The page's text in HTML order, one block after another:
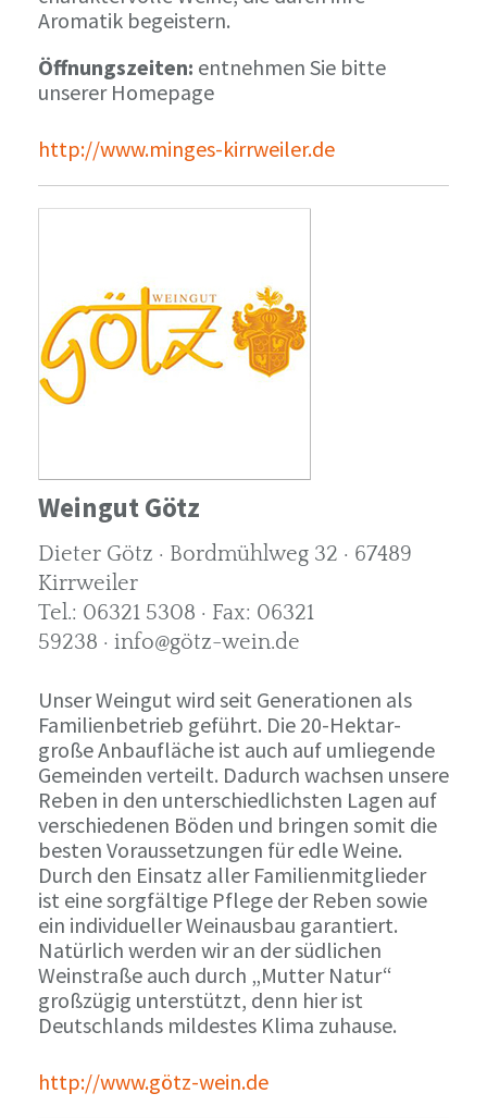
Aromatik begeistern.
Öffnungszeiten: entnehmen Sie bitte
unserer Homepage
http://www.minges-kirrweiler.de
Weingut Götz
Dieter Götz · Bordmühlweg 32 · 67489
Kirrweiler
Tel.: 06321 5308 · Fax: 06321
59238 · info@götz-wein.de
Unser Weingut wird seit Generationen als
Familienbetrieb geführt. Die 20-Hektar-
große Anbaufläche ist auch auf umliegende
Gemeinden verteilt. Dadurch wachsen unsere
Reben in den unterschiedlichsten Lagen auf
verschiedenen Böden und bringen somit die
besten Voraussetzungen für edle Weine.
Durch den Einsatz aller Familienmitglieder
ist eine sorgfältige Pflege der Reben sowie
ein individueller Weinausbau garantiert.
Natürlich werden wir an der südlichen
Weinstraße auch durch „Mutter Natur“
großzügig unterstützt, denn hier ist
Deutschlands mildestes Klima zuhause.
http://www.götz-wein.de